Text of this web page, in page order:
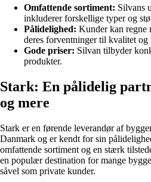
Omfattende sortiment: Silvans
inkluderer forskellige typer og
Pålidelighed: Kunder kan regne
deres forventninger til kvalitet
Gode priser: Silvan tilbyder
produkter.
Stark: En pålidelig
og mere
Stark er en førende leverandør af
Danmark og er kendt for sin
omfattende sortiment og en stærk
en populær destination for mange
såvel som private kunder.